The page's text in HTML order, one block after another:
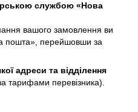
службою «Нова
вашого замовлення ви
пошта», перейшовши за
адреси та відділення
тарифами перевізника).